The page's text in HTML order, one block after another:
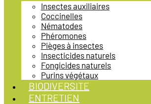
Insectes auxiliaires
Coccinelles
Nématodes
Phéromones
Pièges à insectes
Insecticides naturels
Fongicides naturels
Purins végétaux
BIODIVERSITE
ENTRETIEN